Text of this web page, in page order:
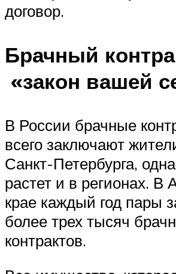
договор.
Брачный
«закон вашей
В России брачные
всего заключают
Санкт-Петербурга,
растет и в регионах. В
крае каждый год пары
более трех тысяч
контрактов.